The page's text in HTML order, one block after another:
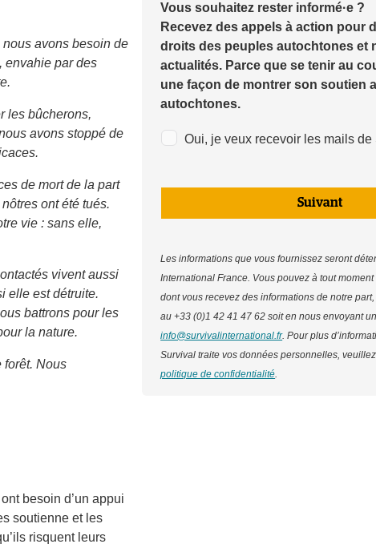
avons besoin de
envahie par des
les bûcherons,
avons stoppé de
de mort de la part
ont été tués.
vie : sans elle,
vivent aussi
elle est détruite.
battrons pour les
la nature.
forêt. Nous
besoin d’un appui
soutienne et les
risquent leurs
Vous souhaitez rester informé·e ?
Recevez des appels à action pour
droits des peuples autochtones et
actualités. Parce que se tenir au
une façon de montrer son soutien
autochtones.
Oui, je veux recevoir les mails de
Suivant
Les informations que vous fournissez seront
International France. Vous pouvez à tout
dont vous recevez des informations de notre
au +33 (0)1 42 41 47 62 soit en nous envoyant
info@survivalinternational.fr. Pour plus
Survival traite vos données personnelles,
politique de confidentialité.